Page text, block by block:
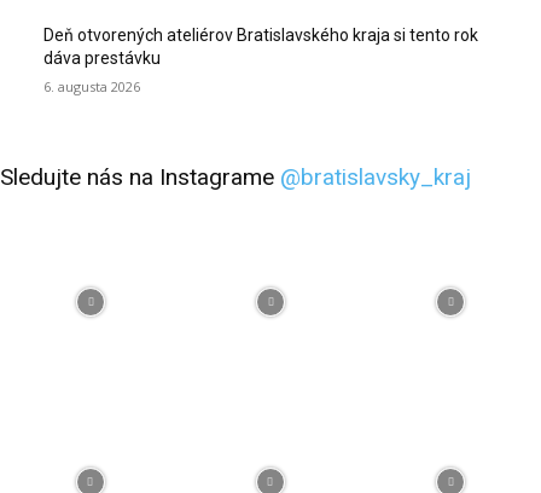
Deň otvorených ateliérov Bratislavského kraja si tento rok
dáva prestávku
6. augusta 2026
Sledujte nás na Instagrame @bratislavsky_kraj